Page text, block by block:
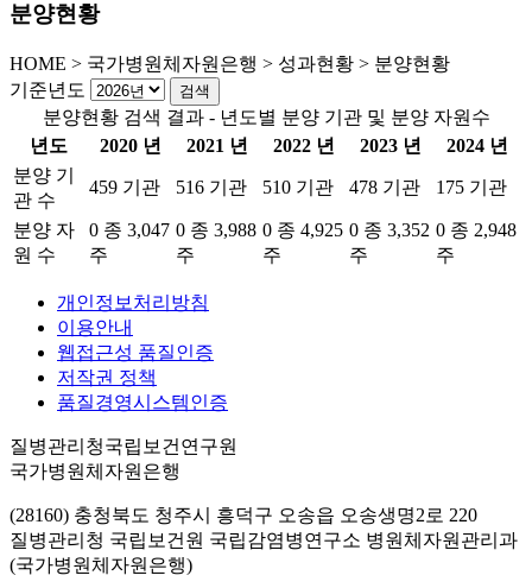
분양현황
HOME > 국가병원체자원은행 > 성과현황 > 분양현황
기준년도
분양현황 검색 결과 - 년도별 분양 기관 및 분양 자원수
년도
2020 년 2021 년 2022 년 2023 년
2024 년
분양 기
관 수
459 기관 516 기관 510 기관 478 기관 175 기관
분양 자
원 수
0 종 3,047
주
0 종 3,988
주
0 종 4,925
주
0 종 3,352
주
0 종 2,948
주
개인정보처리방침
이용안내
웹접근성 품질인증
저작권 정책
품질경영시스템인증
질병관리청국립보건연구원
국가병원체자원은행
(28160) 충청북도 청주시 흥덕구 오송읍 오송생명2로 220
질병관리청 국립보건원 국립감염병연구소 병원체자원관리과
(국가병원체자원은행)